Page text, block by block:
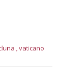
,vaticano